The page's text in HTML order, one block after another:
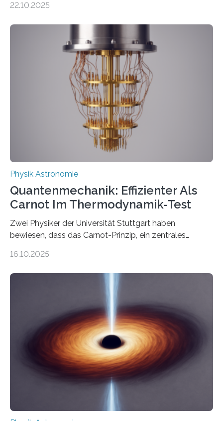
oft von Autor*innen, die eng zusammenarbeiten. Neue
werden schnell weiterentwickelt. Dies ist der Alltag in
der Forschung der Quantentheorie, die dieses Jahr 100
Jahre alt geworden ist, weshalb die UNESCO 2025 zum
Internationalen Jahr der Quantenwissenschaft und -
technologie ausgerufen hat. Doch nun hat eine
internationale Forschungsgruppe um den
22.10.2025
Physik Astronomie
Quantenmechanik: Effizienter Als
Carnot Im Thermodynamik-Test
Zwei Physiker der Universität Stuttgart haben
bewiesen, dass das Carnot-Prinzip, ein zentrales
Größenordnung von Atomen gilt, deren physikalische
Quantenmotoren voranbringen. Das
Wissenschaftsjournal Science Advances veröffentlichte
die Herleitung. (DOI: 10.1126/sciadv.adw8462)
Verbrennungsmotoren oder Dampfturbinen sind
Wärmekraftmaschinen: Sie wandeln thermische
Energie in mechanische Bewegung um – oder anders
ausgedrückt, Wärme in Bewegung. In
quantenmechanischen Experimenten ist es in den…
16.10.2025